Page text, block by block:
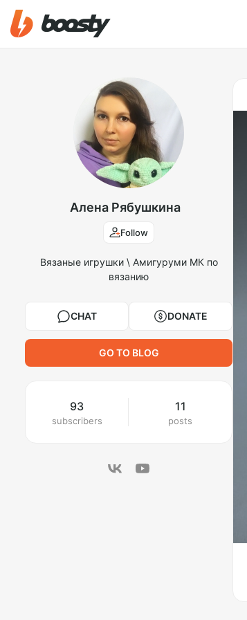
Алена Рябушкина
Follow
Вязаные игрушки \ Амигуруми МК по
вязанию
CHAT DONATE
GO TO BLOG
93
subscribers
11
posts